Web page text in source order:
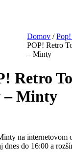
Domov /
POP! Retro
– Minty
Retro
– Minty
na internetovom
dnes do 16:00 a